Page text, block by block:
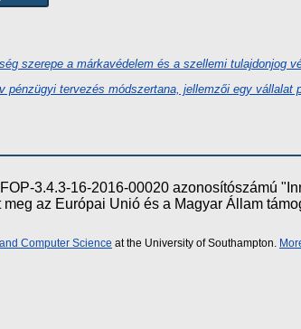
szerepe a márkavédelem és a szellemi tulajdonjog
pénzügyi tervezés módszertana, jellemzői egy vállalat
3.4.3-16-2016-00020 azonosítószámú
az Európai Unió és a Magyar Állam
Computer Science at the University of Southampton.